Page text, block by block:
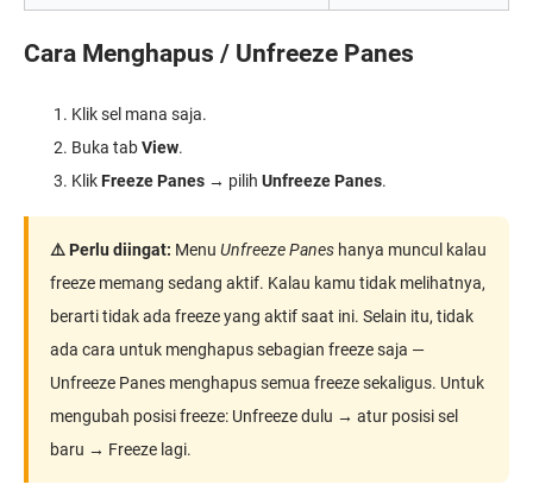
Cara Menghapus / Unfreeze Panes
Klik sel mana saja.
Buka tabView.
KlikFreeze Panes → pilih Unfreeze Panes.
⚠️ Perlu diingat: Menu Unfreeze Panes hanya muncul kalau
freeze memang sedang aktif. Kalau kamu tidak melihatnya,
berarti tidak ada freeze yang aktif saat ini. Selain itu, tidak
ada cara untuk menghapus sebagian freeze saja —
Unfreeze Panes menghapus semua freeze sekaligus. Untuk
mengubah posisi freeze: Unfreeze dulu → atur posisi sel
baru → Freeze lagi.